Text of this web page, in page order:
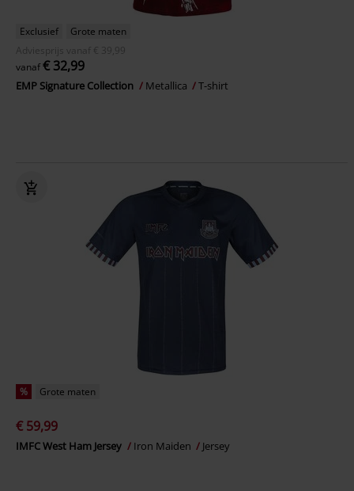
Exclusief
Grote maten
Adviesprijs
vanaf € 39,99
vanaf€ 32,99
EMP Signature Collection Metallica T-shirt
% Grote maten
€ 59,99
IMFC West Ham Jersey Iron Maiden Jersey